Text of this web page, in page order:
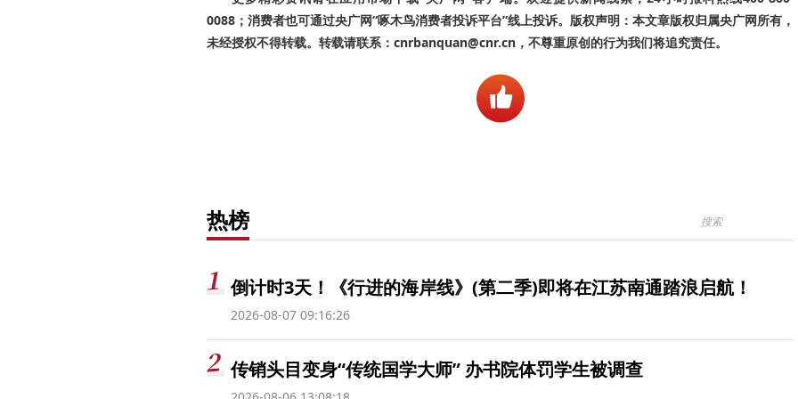
0088；消费者也可通过央广网“啄木鸟消费者投诉平台”线上投诉。版权声明：本文章版权归属央广网所有，
未经授权不得转载。转载请联系：cnrbanquan@cnr.cn，不尊重原创的行为我们将追究责任。
热榜
倒计时3天！《行进的海岸线》(第二季)即将在江苏南通踏浪启航！
2026-08-07 09:16:26
传销头目变身“传统国学大师” 办书院体罚学生被调查